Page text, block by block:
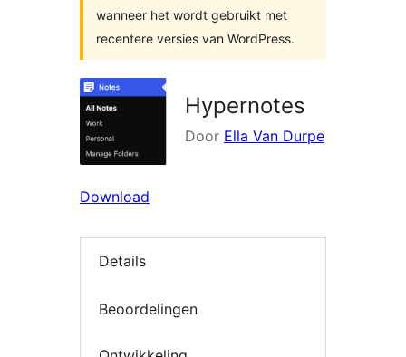
wanneer het wordt gebruikt met
recentere versies van WordPress.
Hypernotes
Door Ella Van Durpe
Download
Details
Beoordelingen